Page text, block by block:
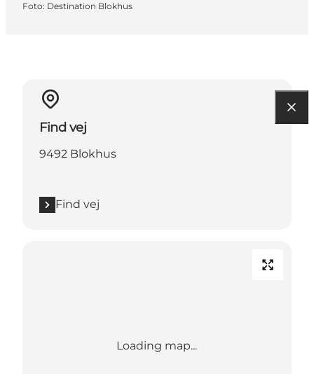
Foto: Destination Blokhus
Find vej
9492 Blokhus
Find vej
Loading map...